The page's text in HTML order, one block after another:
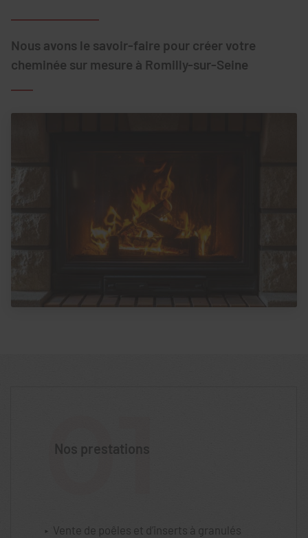
Nous avons le savoir-faire pour créer votre
cheminée sur mesure à Romilly-sur-Seine
01
Nos prestations
Vente de poêles et d’inserts à granulés